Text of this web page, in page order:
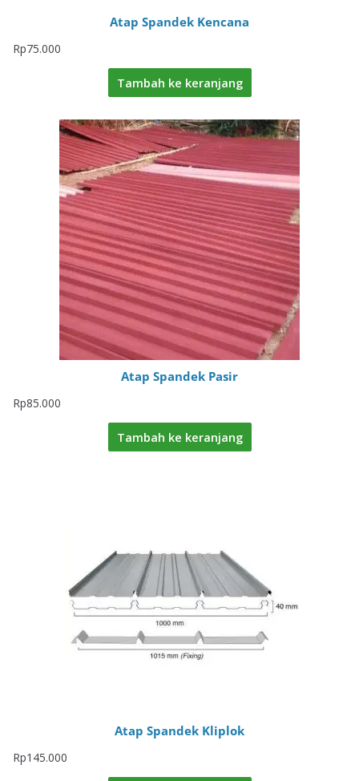
Atap Spandek Kencana
Rp75.000
Tambah ke keranjang
Atap Spandek Pasir
Rp85.000
Tambah ke keranjang
Atap Spandek Kliplok
Rp145.000